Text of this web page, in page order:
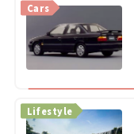
Cars
Lifestyle